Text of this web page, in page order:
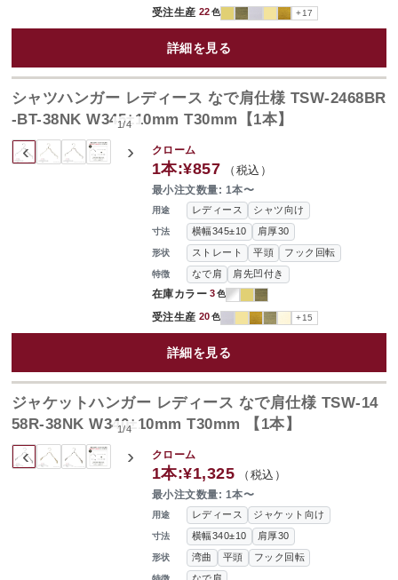
受注生産 22色 +17
詳細を見る
‹ ›
1/4
シャツハンガー レディース なで肩仕様 TSW-2468BR
-BT-38NK W345±10mm T30mm【1本】
用途 レディース シャツ向け
寸法 横幅345±10 肩厚30
形状 ストレート 平頭 フック回転
特徴 なで肩 肩先凹付き
在庫カラー 3色
受注生産 20色 +15
クローム
1本:¥857 （税込）
最小注文数量: 1本〜
詳細を見る
‹ ›
1/4
ジャケットハンガー レディース なで肩仕様 TSW-14
58R-38NK W340±10mm T30mm 【1本】
用途 レディース ジャケット向け
寸法 横幅340±10 肩厚30
形状 湾曲 平頭 フック回転
クローム
1本:¥1,325 （税込）
最小注文数量: 1本〜